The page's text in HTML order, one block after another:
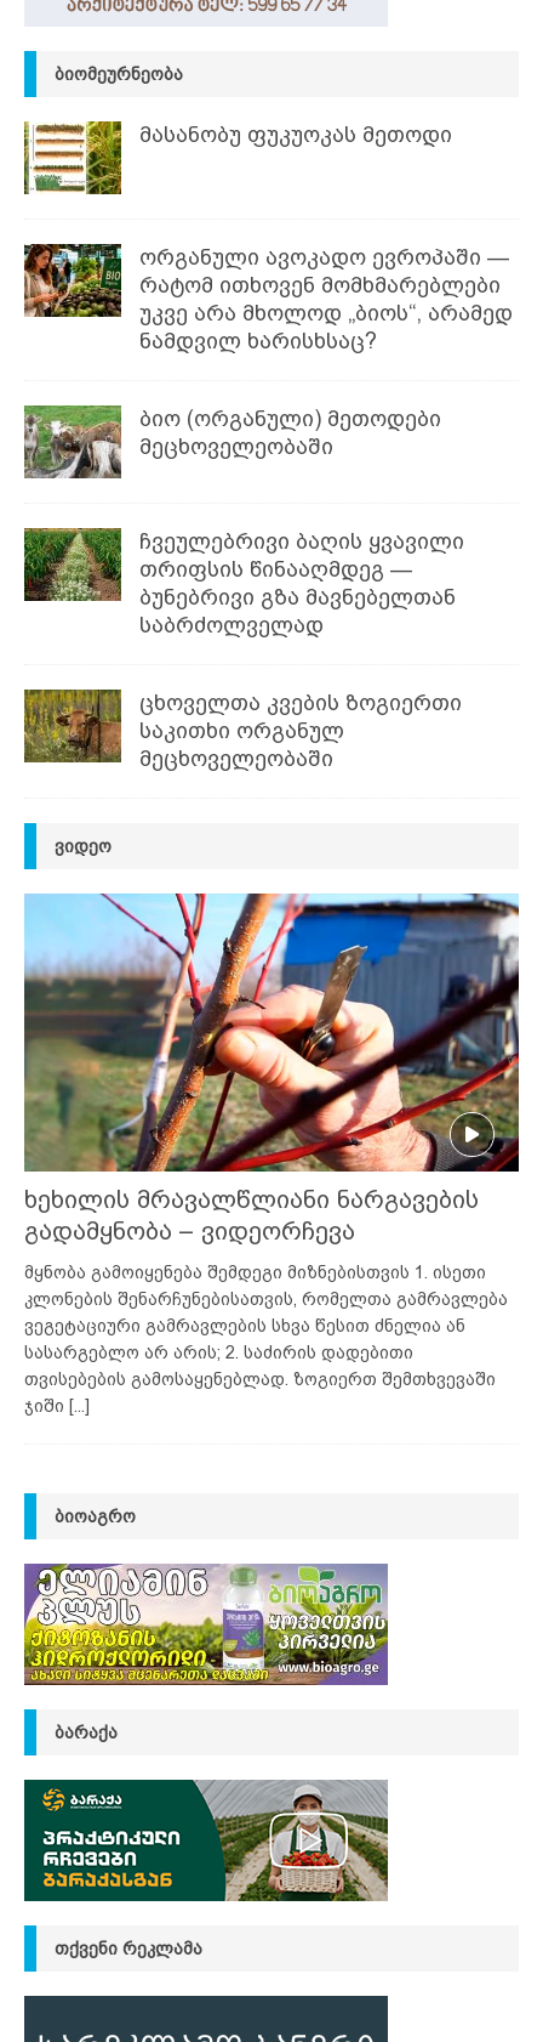
ᲑᲘᲝᲛᲔᲣᲠᲜᲔᲝᲑᲐ
მასანობუ ფუკუოკას მეთოდი
ორგანული ავოკადო ევროპაში —
რატომ ითხოვენ მომხმარებლები
უკვე არა მხოლოდ „ბიოს“, არამედ
ნამდვილ ხარისხსაც?
ბიო (ორგანული) მეთოდები
მეცხოველეობაში
ჩვეულებრივი ბაღის ყვავილი
თრიფსის წინააღმდეგ —
ბუნებრივი გზა მავნებელთან
საბრძოლველად
ცხოველთა კვების ზოგიერთი
საკითხი ორგანულ
მეცხოველეობაში
ᲕᲘᲓᲔᲝ
ხეხილის მრავალწლიანი ნარგავების
გადამყნობა – ვიდეორჩევა
მყნობა გამოიყენება შემდეგი მიზნებისთვის 1. ისეთი
კლონების შენარჩუნებისათვის, რომელთა გამრავლება
ვეგეტაციური გამრავლების სხვა წესით ძნელია ან
სასარგებლო არ არის; 2. საძირის დადებითი
თვისებების გამოსაყენებლად. ზოგიერთ შემთხვევაში
ჯიში [...]
ᲑᲘᲝᲐᲒᲠᲝ
ᲑᲐᲠᲐᲥᲐ
ᲗᲥᲕᲔᲜᲘ ᲠᲔᲙᲚᲐᲛᲐ